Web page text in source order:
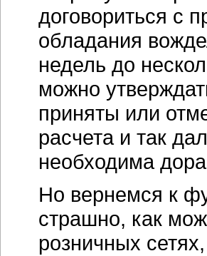
договориться с
обладания
недель до
можно
приняты или
расчета и так
необходима
Но вернемся к
страшно, как
розничных